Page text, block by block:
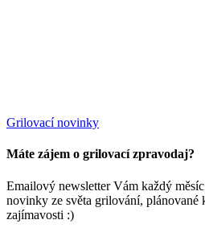
Grilovací novinky
Máte zájem o grilovací zpravodaj?
Emailový newsletter Vám každý
novinky ze světa grilování, plánované
zajímavosti :)